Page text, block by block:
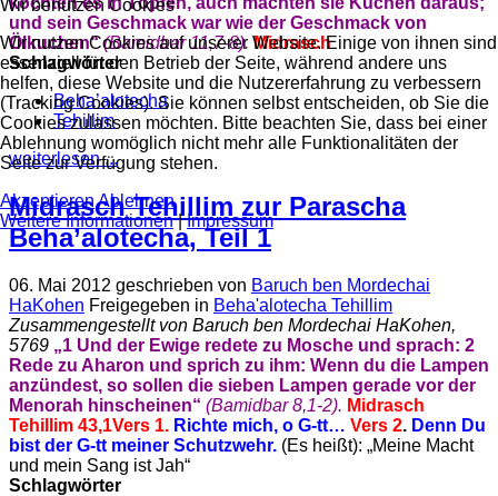
und sein Geschmack war wie der Geschmack von
Ölkuchen“(Bamidbar 11,7-8). Midrasch
Schlagwörter
Beha’alotecha
Tehillim
weiterlesen ...
Midrasch Tehillim zur Parascha
Beha’alotecha, Teil 1
06. Mai 2012 geschrieben von Baruch ben Mordechai
HaKohen Freigegeben in Beha'alotecha Tehillim
Zusammengestellt von Baruch ben Mordechai HaKohen,
5769 „1 Und der Ewige redete zu Mosche und sprach: 2
Rede zu Aharon und sprich zu ihm: Wenn du die Lampen
anzündest, so sollen die sieben Lampen gerade vor der
Menorah hinscheinen“ (Bamidbar 8,1-2). Midrasch
Tehillim 43,1Vers 1. Richte mich, o G-tt… Vers 2. Denn Du
bist der G-tt meiner Schutzwehr. (Es heißt): „Meine Macht
und mein Sang ist Jah“
Schlagwörter
Wir benutzen Cookies
Wir nutzen Cookies auf unserer Website. Einige von ihnen sind
essenziell für den Betrieb der Seite, während andere uns
helfen, diese Website und die Nutzererfahrung zu verbessern
(Tracking Cookies). Sie können selbst entscheiden, ob Sie die
Cookies zulassen möchten. Bitte beachten Sie, dass bei einer
Ablehnung womöglich nicht mehr alle Funktionalitäten der
Seite zur Verfügung stehen.
Akzeptieren Ablehnen
Weitere Informationen|Impressum